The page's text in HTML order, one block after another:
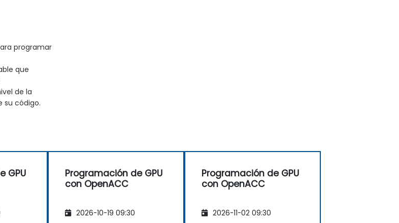
programar
que
de la
su código.
GPU
Programación de GPU
con OpenACC
2026-10-19 09:30
Programación de GPU
con OpenACC
2026-11-02 09:30